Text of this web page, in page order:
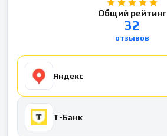
Общий рейтинг
32
отзывов
Яндекс
Т-Банк